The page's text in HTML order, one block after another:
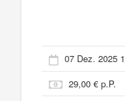
07 Dez. 2025
29,00 € p.P.